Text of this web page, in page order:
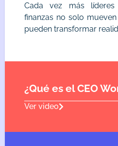
Cada vez más
finanzas no solo
pueden transformar
¿Qué es el CEO
Ver video